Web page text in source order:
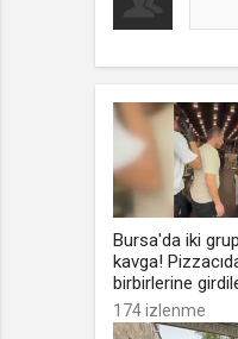
Bursa'da iki
kavga!
birbirlerine
174 izlenme